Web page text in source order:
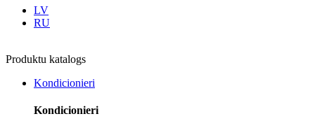
LV
RU
Produktu katalogs
Kondicionieri
Kondicionieri